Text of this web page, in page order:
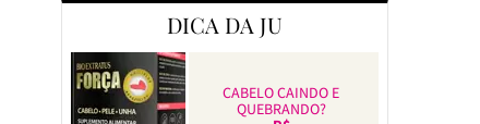
DICA DA JU
CABELO CAINDO E
QUEBRANDO?